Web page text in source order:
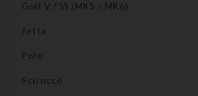
Golf V / VI (MK5 / MK6)
Jetta
Polo
Scirocco